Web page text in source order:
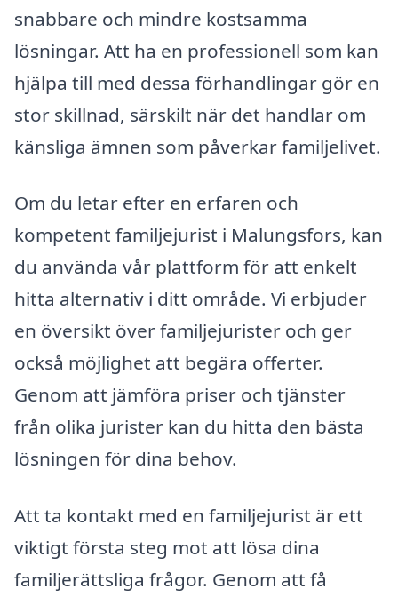
snabbare och mindre kostsamma
lösningar. Att ha en professionell som kan
hjälpa till med dessa förhandlingar gör en
stor skillnad, särskilt när det handlar om
känsliga ämnen som påverkar familjelivet.
Om du letar efter en erfaren och
kompetent familjejurist i Malungsfors, kan
du använda vår plattform för att enkelt
hitta alternativ i ditt område. Vi erbjuder
en översikt över familjejurister och ger
också möjlighet att begära offerter.
Genom att jämföra priser och tjänster
från olika jurister kan du hitta den bästa
lösningen för dina behov.
Att ta kontakt med en familjejurist är ett
viktigt första steg mot att lösa dina
familjerättsliga frågor. Genom att få